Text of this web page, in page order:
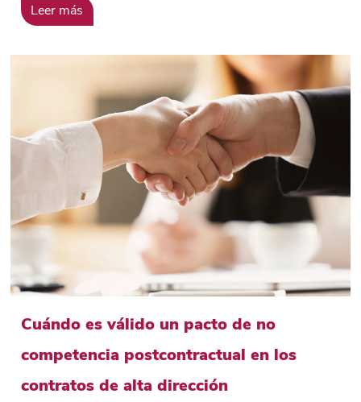
Leer más
Cuándo es válido un pacto de no
competencia postcontractual en los
contratos de alta dirección